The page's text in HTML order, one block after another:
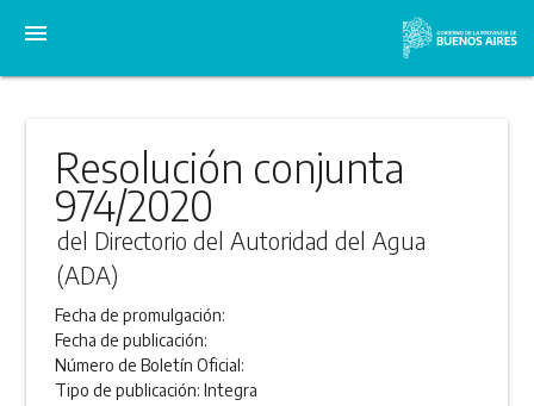
menu
Resolución conjunta
974/2020
del Directorio del Autoridad del Agua
(ADA)
Fecha de promulgación:
Fecha de publicación:
Número de Boletín Oficial:
Tipo de publicación:Integra